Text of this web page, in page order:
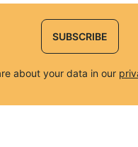
SUBSCRIBE
about your data in our